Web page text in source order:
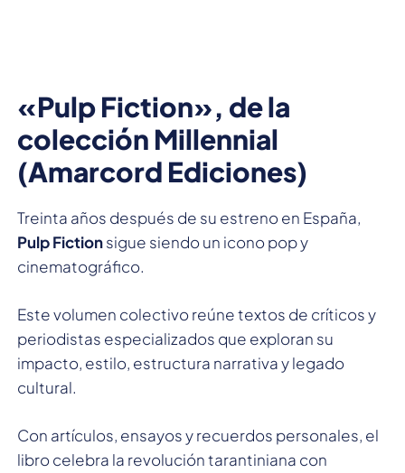
«Pulp Fiction», de la
colección Millennial
(Amarcord Ediciones)
Treinta años después de su estreno en España,
Pulp Fictionsigue siendo un icono pop y
cinematográfico.
Este volumen colectivo reúne textos de críticos y
periodistas especializados que exploran su
impacto, estilo, estructura narrativa y legado
cultural.
Con artículos, ensayos y recuerdos personales, el
libro celebra la revolución tarantiniana con